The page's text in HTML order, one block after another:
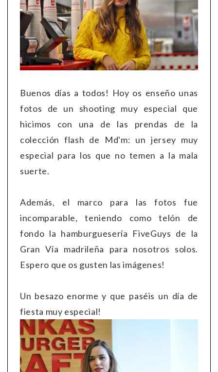
Buenos días a todos! Hoy os enseño unas
fotos de un shooting muy especial que
hicimos con una de las prendas de la
colección flash de Md'm: un jersey muy
especial para los que no temen a la mala
suerte.
Además, el marco para las fotos fue
incomparable, teniendo como telón de
fondo la hamburguesería FiveGuys de la
Gran Vía madrileña para nosotros solos.
Espero que os gusten las imágenes!
Un besazo enorme y que paséis un día de
fiesta muy especial!